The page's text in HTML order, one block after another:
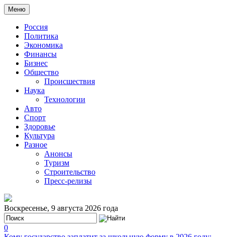
Меню
Россия
Политика
Экономика
Финансы
Бизнес
Общество
Происшествия
Наука
Технологии
Авто
Спорт
Здоровье
Культура
Разное
Анонсы
Туризм
Строительство
Пресс-релизы
Воскресенье, 9 августа 2026 года
0